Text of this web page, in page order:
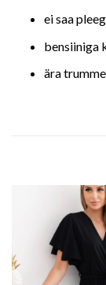
ei saa
bensiiniga
ära